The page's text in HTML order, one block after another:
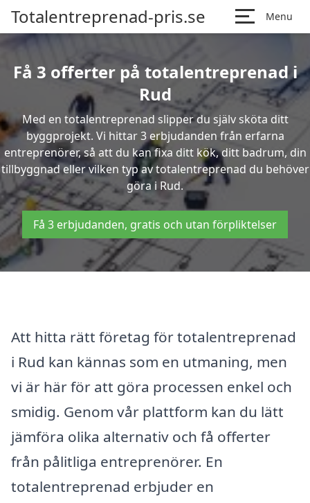
Totalentreprenad-pris.se Menu
Få 3 offerter på totalentreprenad i
Rud
Med en totalentreprenad slipper du själv sköta ditt
byggprojekt. Vi hittar 3 erbjudanden från erfarna
entreprenörer, så att du kan fixa ditt kök, ditt badrum, din
tillbyggnad eller vilken typ av totalentreprenad du behöver
göra i Rud.
Få 3 erbjudanden, gratis och utan förpliktelser
Att hitta rätt företag för totalentreprenad
i Rud kan kännas som en utmaning, men
vi är här för att göra processen enkel och
smidig. Genom vår plattform kan du lätt
jämföra olika alternativ och få offerter
från pålitliga entreprenörer. En
totalentreprenad erbjuder en